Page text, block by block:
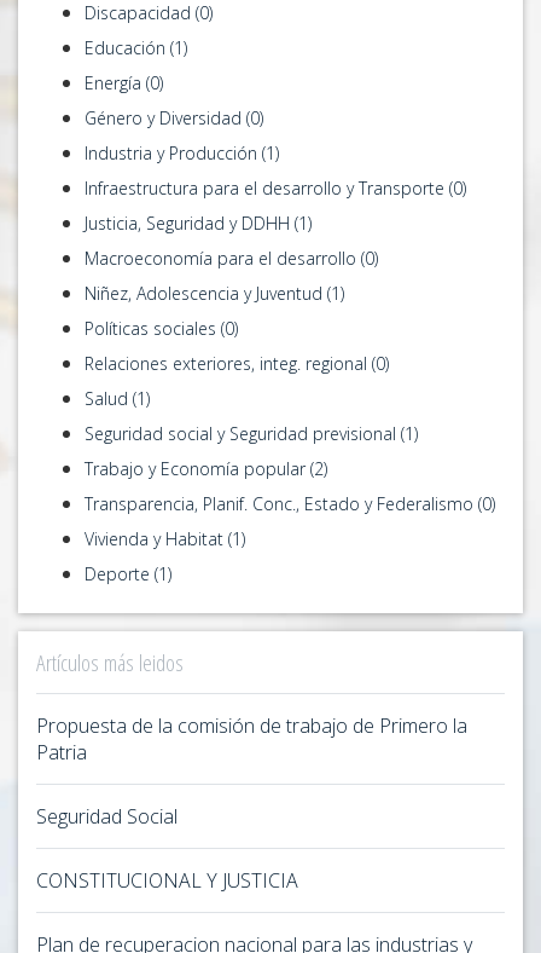
Discapacidad (0)
Educación (1)
Energía (0)
Género y Diversidad (0)
Industria y Producción (1)
Infraestructura para el desarrollo y Transporte (0)
Justicia, Seguridad y DDHH (1)
Macroeconomía para el desarrollo (0)
Niñez, Adolescencia y Juventud (1)
Políticas sociales (0)
Relaciones exteriores, integ. regional (0)
Salud (1)
Seguridad social y Seguridad previsional (1)
Trabajo y Economía popular (2)
Transparencia, Planif. Conc., Estado y Federalismo (0)
Vivienda y Habitat (1)
Deporte (1)
Artículos más leidos
Propuesta de la comisión de trabajo de Primero la
Patria
Seguridad Social
CONSTITUCIONAL Y JUSTICIA
Plan de recuperacion nacional para las industrias y